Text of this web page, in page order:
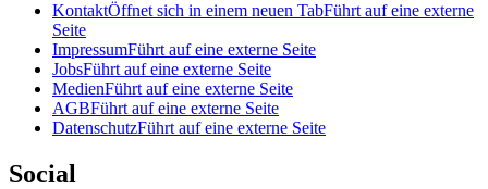
KontaktÖffnet sich in einem neuen TabFührt auf eine externe
Seite
ImpressumFührt auf eine externe Seite
JobsFührt auf eine externe Seite
MedienFührt auf eine externe Seite
AGBFührt auf eine externe Seite
DatenschutzFührt auf eine externe Seite
Social